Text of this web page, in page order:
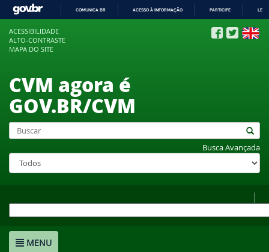
COMUNICA BR ACESSO À INFORMAÇÃO PARTICIPE
ACESSIBILIDADE
ALTO-CONTRASTE
MAPA DO SITE
CVM agora é
GOV.BR/CVM
Busca Avançada
MENU